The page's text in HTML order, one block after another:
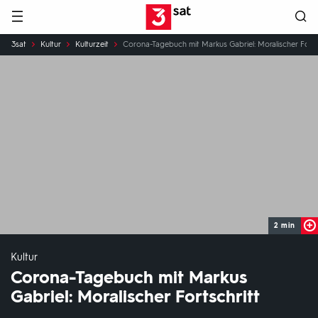
Hauptnavigation 3SAT
Sie
sind
3sat Kultur Kulturzeit Corona-Tagebuch mit Markus Gabriel: Moralischer
2 min
Kultur
Corona-Tagebuch mit Markus
Gabriel: Moralischer Fortschritt